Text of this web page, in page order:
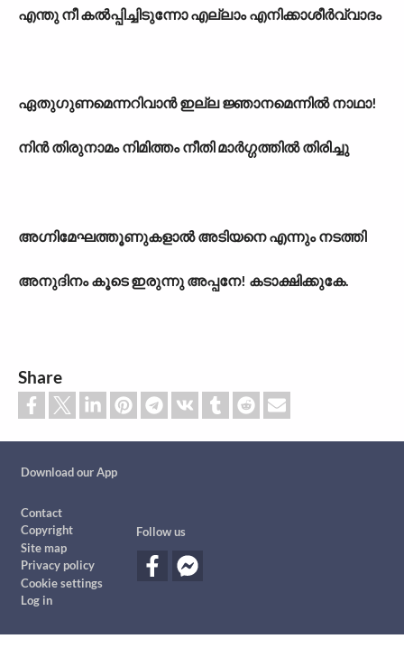
എന്തു നീ കൽപ്പിച്ചിടുന്നോ എല്ലാം എനിക്കാശീർവ്വാദം
ഏതുഗുണമെന്നറിവാൻ ഇല്ല ജ്ഞാനമെന്നിൽ നാഥാ!
നിൻ തിരുനാമം നിമിത്തം നീതി മാർഗ്ഗത്തിൽ തിരിച്ചു
അഗ്നിമേഘത്തൂണുകളാൽ അടിയനെ എന്നും നടത്തി
അനുദിനം കൂടെ ഇരുന്നു അപ്പനേ! കടാക്ഷിക്കുകേ.
Share
Download our App
Contact
Copyright
Site map
Privacy policy
Cookie settings
Log in
Follow us